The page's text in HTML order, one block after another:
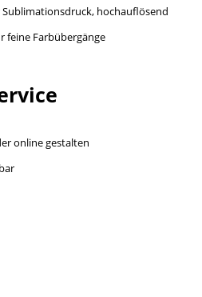
hochauflösend
feine Farbübergänge
online gestalten